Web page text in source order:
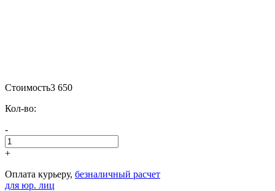
Стоимость3 650
Кол-во:
-
+
Оплата курьеру, безналичный расчет
для юр. лиц